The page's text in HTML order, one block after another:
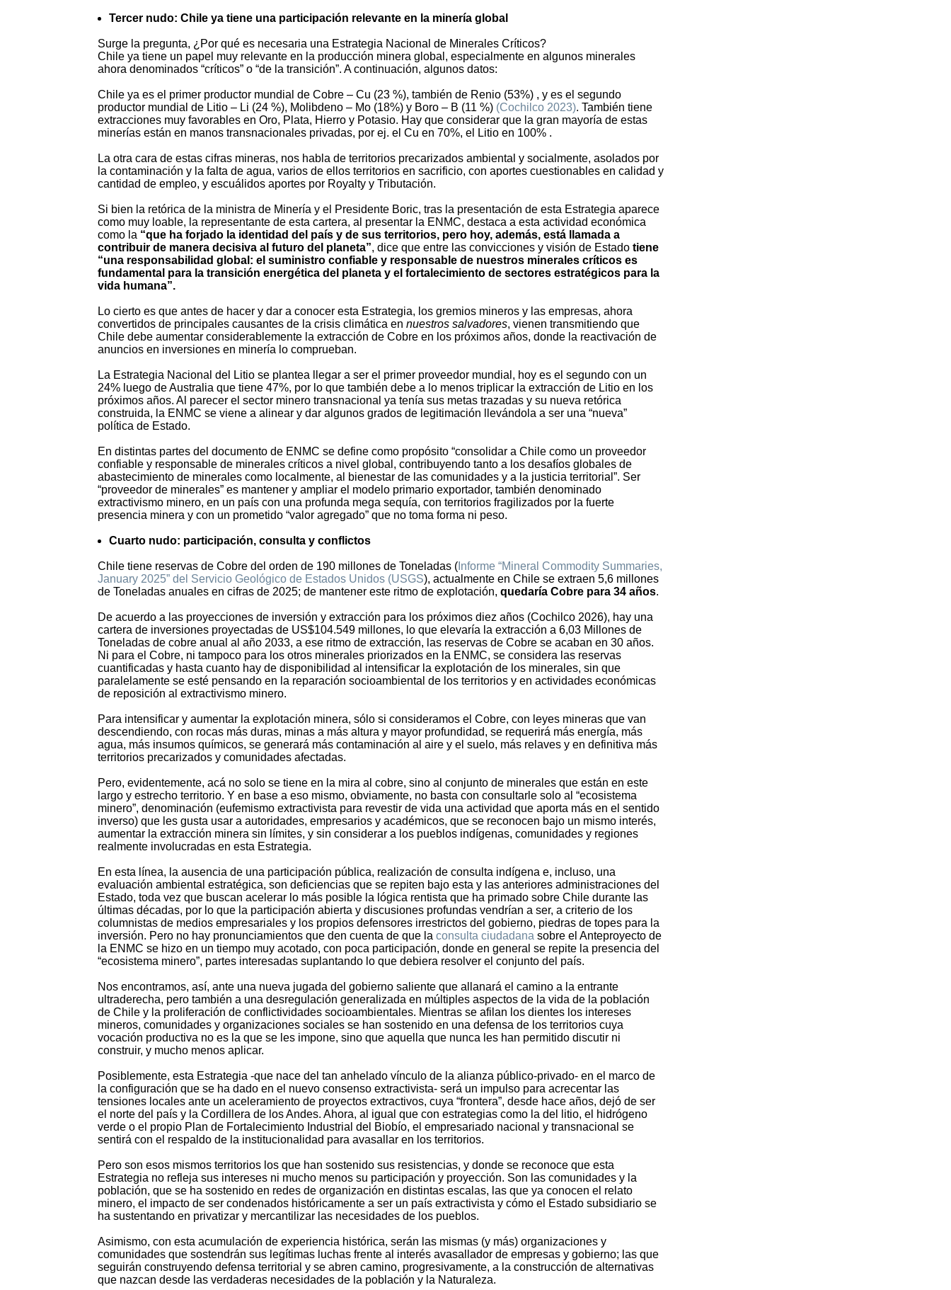
Tercer nudo: Chile ya tiene una participación relevante en la minería global
Surge la pregunta, ¿Por qué es necesaria una Estrategia Nacional de Minerales Críticos?
Chile ya tiene un papel muy relevante en la producción minera global, especialmente en algunos minerales
ahora denominados “críticos” o “de la transición”. A continuación, algunos datos:
Chile ya es el primer productor mundial de Cobre – Cu (23 %), también de Renio (53%) , y es el segundo
productor mundial de Litio – Li (24 %), Molibdeno – Mo (18%) y Boro – B (11 %) (Cochilco 2023). También tiene
extracciones muy favorables en Oro, Plata, Hierro y Potasio. Hay que considerar que la gran mayoría de estas
minerías están en manos transnacionales privadas, por ej. el Cu en 70%, el Litio en 100% .
La otra cara de estas cifras mineras, nos habla de territorios precarizados ambiental y socialmente, asolados por
la contaminación y la falta de agua, varios de ellos territorios en sacrificio, con aportes cuestionables en calidad y
cantidad de empleo, y escuálidos aportes por Royalty y Tributación.
Si bien la retórica de la ministra de Minería y el Presidente Boric, tras la presentación de esta Estrategia aparece
como muy loable, la representante de esta cartera, al presentar la ENMC, destaca a esta actividad económica
como la “que ha forjado la identidad del país y de sus territorios, pero hoy, además, está llamada a
contribuir de manera decisiva al futuro del planeta”, dice que entre las convicciones y visión de Estado tiene
“una responsabilidad global: el suministro confiable y responsable de nuestros minerales críticos es
fundamental para la transición energética del planeta y el fortalecimiento de sectores estratégicos para la
vida humana”.
Lo cierto es que antes de hacer y dar a conocer esta Estrategia, los gremios mineros y las empresas, ahora
convertidos de principales causantes de la crisis climática en nuestros salvadores, vienen transmitiendo que
Chile debe aumentar considerablemente la extracción de Cobre en los próximos años, donde la reactivación de
anuncios en inversiones en minería lo comprueban.
La Estrategia Nacional del Litio se plantea llegar a ser el primer proveedor mundial, hoy es el segundo con un
24% luego de Australia que tiene 47%, por lo que también debe a lo menos triplicar la extracción de Litio en los
próximos años. Al parecer el sector minero transnacional ya tenía sus metas trazadas y su nueva retórica
construida, la ENMC se viene a alinear y dar algunos grados de legitimación llevándola a ser una “nueva”
política de Estado.
En distintas partes del documento de ENMC se define como propósito “consolidar a Chile como un proveedor
confiable y responsable de minerales críticos a nivel global, contribuyendo tanto a los desafíos globales de
abastecimiento de minerales como localmente, al bienestar de las comunidades y a la justicia territorial”. Ser
“proveedor de minerales” es mantener y ampliar el modelo primario exportador, también denominado
extractivismo minero, en un país con una profunda mega sequía, con territorios fragilizados por la fuerte
presencia minera y con un prometido “valor agregado” que no toma forma ni peso.
Cuarto nudo: participación, consulta y conflictos
Chile tiene reservas de Cobre del orden de 190 millones de Toneladas ( Informe “Mineral Commodity Summaries,
January 2025” del Servicio Geológico de Estados Unidos (USGS), actualmente en Chile se extraen 5,6 millones
de Toneladas anuales en cifras de 2025; de mantener este ritmo de explotación, quedaría Cobre para 34 años.
De acuerdo a las proyecciones de inversión y extracción para los próximos diez años (Cochilco 2026), hay una
cartera de inversiones proyectadas de US$104.549 millones, lo que elevaría la extracción a 6,03 Millones de
Toneladas de cobre anual al año 2033, a ese ritmo de extracción, las reservas de Cobre se acaban en 30 años.
Ni para el Cobre, ni tampoco para los otros minerales priorizados en la ENMC, se considera las reservas
cuantificadas y hasta cuanto hay de disponibilidad al intensificar la explotación de los minerales, sin que
paralelamente se esté pensando en la reparación socioambiental de los territorios y en actividades económicas
de reposición al extractivismo minero.
Para intensificar y aumentar la explotación minera, sólo si consideramos el Cobre, con leyes mineras que van
descendiendo, con rocas más duras, minas a más altura y mayor profundidad, se requerirá más energía, más
agua, más insumos químicos, se generará más contaminación al aire y el suelo, más relaves y en definitiva más
territorios precarizados y comunidades afectadas.
Pero, evidentemente, acá no solo se tiene en la mira al cobre, sino al conjunto de minerales que están en este
largo y estrecho territorio. Y en base a eso mismo, obviamente, no basta con consultarle solo al “ecosistema
minero”, denominación (eufemismo extractivista para revestir de vida una actividad que aporta más en el sentido
inverso) que les gusta usar a autoridades, empresarios y académicos, que se reconocen bajo un mismo interés,
aumentar la extracción minera sin límites, y sin considerar a los pueblos indígenas, comunidades y regiones
realmente involucradas en esta Estrategia.
En esta línea, la ausencia de una participación pública, realización de consulta indígena e, incluso, una
evaluación ambiental estratégica, son deficiencias que se repiten bajo esta y las anteriores administraciones del
Estado, toda vez que buscan acelerar lo más posible la lógica rentista que ha primado sobre Chile durante las
últimas décadas, por lo que la participación abierta y discusiones profundas vendrían a ser, a criterio de los
columnistas de medios empresariales y los propios defensores irrestrictos del gobierno, piedras de topes para la
inversión. Pero no hay pronunciamientos que den cuenta de que la consulta ciudadana sobre el Anteproyecto de
la ENMC se hizo en un tiempo muy acotado, con poca participación, donde en general se repite la presencia del
“ecosistema minero”, partes interesadas suplantando lo que debiera resolver el conjunto del país.
Nos encontramos, así, ante una nueva jugada del gobierno saliente que allanará el camino a la entrante
ultraderecha, pero también a una desregulación generalizada en múltiples aspectos de la vida de la población
de Chile y la proliferación de conflictividades socioambientales. Mientras se afilan los dientes los intereses
mineros, comunidades y organizaciones sociales se han sostenido en una defensa de los territorios cuya
vocación productiva no es la que se les impone, sino que aquella que nunca les han permitido discutir ni
construir, y mucho menos aplicar.
Posiblemente, esta Estrategia -que nace del tan anhelado vínculo de la alianza público-privado- en el marco de
la configuración que se ha dado en el nuevo consenso extractivista- será un impulso para acrecentar las
tensiones locales ante un aceleramiento de proyectos extractivos, cuya “frontera”, desde hace años, dejó de ser
el norte del país y la Cordillera de los Andes. Ahora, al igual que con estrategias como la del litio, el hidrógeno
verde o el propio Plan de Fortalecimiento Industrial del Biobío, el empresariado nacional y transnacional se
sentirá con el respaldo de la institucionalidad para avasallar en los territorios.
Pero son esos mismos territorios los que han sostenido sus resistencias, y donde se reconoce que esta
Estrategia no refleja sus intereses ni mucho menos su participación y proyección. Son las comunidades y la
población, que se ha sostenido en redes de organización en distintas escalas, las que ya conocen el relato
minero, el impacto de ser condenados históricamente a ser un país extractivista y cómo el Estado subsidiario se
ha sustentando en privatizar y mercantilizar las necesidades de los pueblos.
Asimismo, con esta acumulación de experiencia histórica, serán las mismas (y más) organizaciones y
comunidades que sostendrán sus legítimas luchas frente al interés avasallador de empresas y gobierno; las que
seguirán construyendo defensa territorial y se abren camino, progresivamente, a la construcción de alternativas
que nazcan desde las verdaderas necesidades de la población y la Naturaleza.